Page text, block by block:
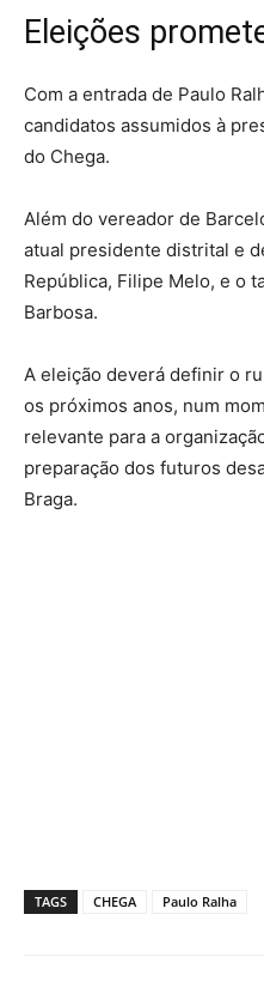
Eleições
Com a entrada de Paulo
candidatos assumidos à
do Chega.
Além do vereador de
atual presidente distrital e
República, Filipe Melo, e o
Barbosa.
A eleição deverá definir o
os próximos anos, num
relevante para a
preparação dos futuros
Braga.
TAGS CHEGA Paulo Ralha